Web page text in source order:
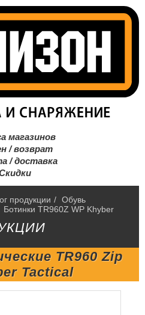
магазинов
/ возврат
/ доставка
продукции / Обувь
Ботинки TR960Z WP Khyber
TR960 Zip
Tactical